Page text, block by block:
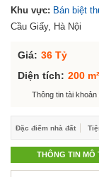
Báo giá dịch vụ
Hỗ trợ góp ý
Khu vực: Bán biệt
Cầu Giấy, Hà Nội
Giá: 36 Tỷ
Diện tích: 200 m²
Thông tin tài
Đặc điểm nhà đất
THÔNG TIN MÔ